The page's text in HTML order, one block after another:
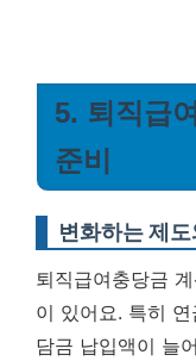
5. 퇴직급
준비
변화하는 제도
퇴직급여충당금
이 있어요. 특히
담금 납입액이 늘